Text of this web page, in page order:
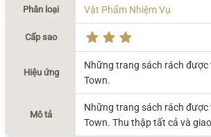
Phân loại Vật Phẩm Nhiệm Vụ
Cấp sao
Hiệu ứng
Những trang sách rách
Town.
Mô tả
Những trang sách rách
Town. Thu thập tất cả và